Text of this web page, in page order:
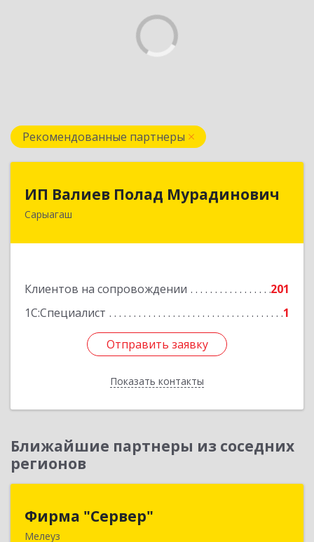
Рекомендованные партнеры
ИП Валиев Полад Мурадинович
Сарыагаш
Клиентов на сопровождении
201
1С:Специалист
1
Отправить заявку
Показать контакты
160900, Республика Казахстан, Туркестанская
Подробнее
Отправить заявку
Назад
Ближайшие партнеры из соседних
регионов
Фирма "Сервер"
Мелеуз
453852, Башкортостан Респ, Мелеузовский р-н,